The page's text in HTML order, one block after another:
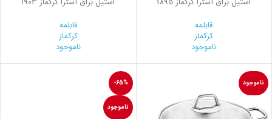
قابلمه
کرکماز
ناموجود
قابلمه
کرکماز
ناموجود
ناموجود -65%
ناموجود